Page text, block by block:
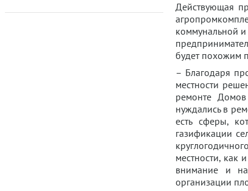
Действующая
коммунальной
будет похожим
– Благодаря
местности
ремонте
нуждались в
есть сферы,
газификации
местности, как
внимание и на
организации